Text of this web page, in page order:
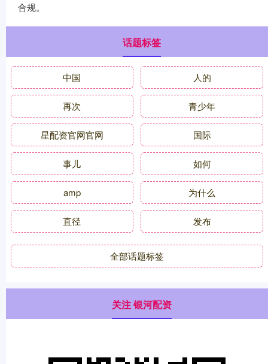
合规。
话题标签
中国 人的
再次 青少年
星配资官网官网 国际
事儿 如何
amp 为什么
直径 发布
全部话题标签
关注 银河配资